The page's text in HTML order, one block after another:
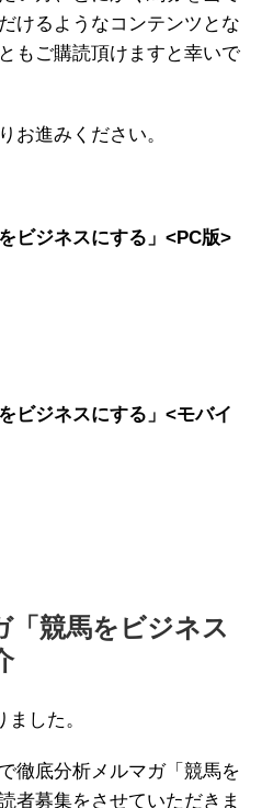
けるようなコンテンツとな
もご購読頂けますと幸いで
お進みください。
ビジネスにする」<PC版>
ビジネスにする」<モバイ
「競馬をビジネス
した。
徹底分析メルマガ「競馬を
者募集をさせていただきま